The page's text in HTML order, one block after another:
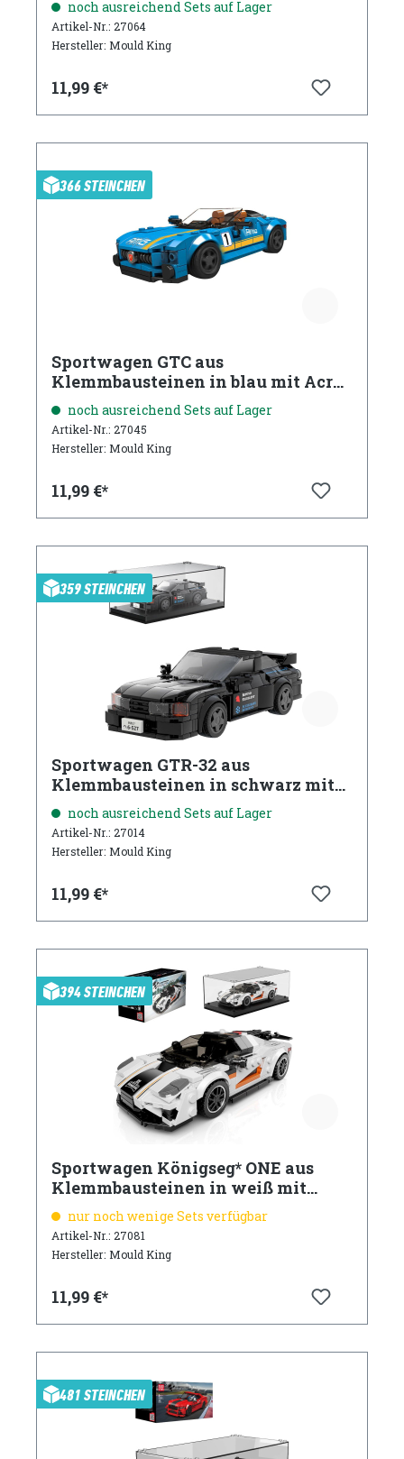
noch ausreichend Sets auf Lager
Artikel-Nr.: 27064
Hersteller: Mould King
11,99 €*
366 STEINCHEN
Sportwagen GTC aus
Klemmbausteinen in blau mit Acryl
Vitrine
noch ausreichend Sets auf Lager
Artikel-Nr.: 27045
Hersteller: Mould King
11,99 €*
359 STEINCHEN
Sportwagen GTR-32 aus
Klemmbausteinen in schwarz mit
Acryl Vitrine
noch ausreichend Sets auf Lager
Artikel-Nr.: 27014
Hersteller: Mould King
11,99 €*
394 STEINCHEN
Sportwagen Königseg* ONE aus
Klemmbausteinen in weiß mit
Acryl Vitrine
nur noch wenige Sets verfügbar
Artikel-Nr.: 27081
Hersteller: Mould King
11,99 €*
481 STEINCHEN